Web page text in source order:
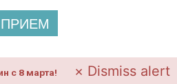
с 8 марта! × Dismiss alert